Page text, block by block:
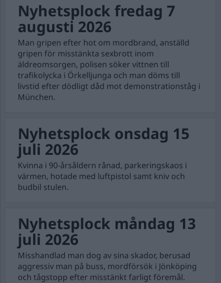
Nyhetsplock fredag 7
augusti 2026
Man gripen efter hot om mordbrand, anställd
gripen för misstänkta sexbrott inom
äldreomsorgen, polisen söker vittnen till
trafikolycka i Örkelljunga och man döms till
livstid efter dödligt dåd mot demonstrationståg i
München.
Nyhetsplock onsdag 15
juli 2026
Kvinna i 90-årsåldern rånad, parkeringskaos i
värmen, hotade med luftpistol samt kniv och
budbil stulen.
Nyhetsplock måndag 13
juli 2026
Misshandlad man dog av sina skador, berusad
aggressiv man på buss, mordförsök i Jönköping
och tågstopp efter misstänkt farligt föremål.